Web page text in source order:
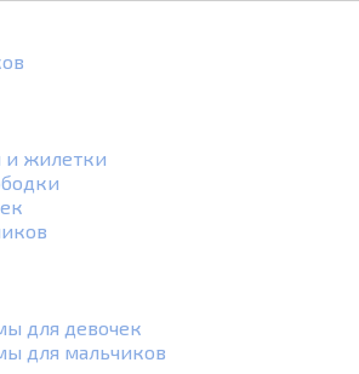
жилетки
для девочек
для мальчиков